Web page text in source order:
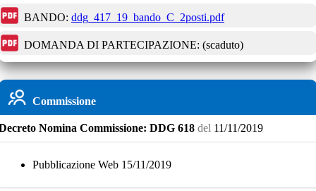
BANDO: ddg_417_19_bando_C_2posti.pdf
DOMANDA DI PARTECIPAZIONE: (scaduto)
Commissione
Nomina Commissione: DDG 618 del 11/11/2019
Pubblicazione Web 15/11/2019